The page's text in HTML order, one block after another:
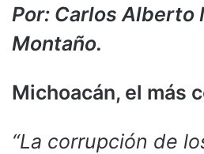
Por: Carlos Alberto
Montaño.
Michoacán, el más
“La corrupción de